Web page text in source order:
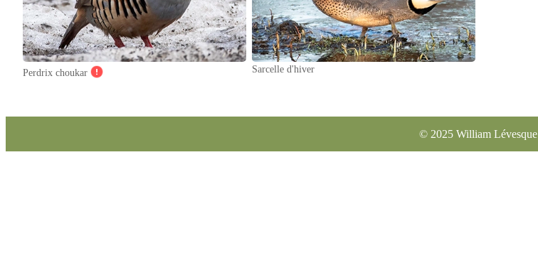
Perdrix choukar Sarcelle d'hiver
© 2025 William Lévesque